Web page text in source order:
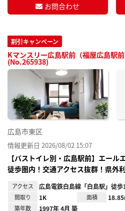
お問合わせ
割引キャンペーン
Kマンスリー広島駅前（福屋広島駅前
(No.265938)
広島市東区
情報更新日 2026/08/02 15:07
【バストイレ別・広島駅前】エール
徒歩圏内！交通アクセス抜群！県外
アクセス 広島電鉄白島線「白島駅」徒歩
間取り 1K 面積
築年数 1997年 4月 築